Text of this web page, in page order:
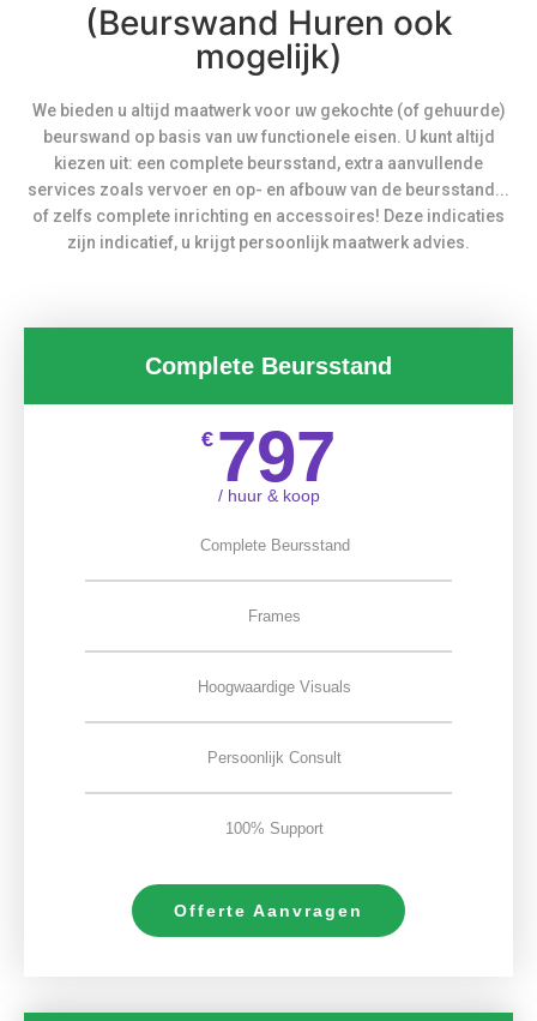
(Beurswand Huren ook
mogelijk)
We bieden u altijd maatwerk voor uw gekochte (of gehuurde)
beurswand op basis van uw functionele eisen. U kunt altijd
kiezen uit: een complete beursstand, extra aanvullende
services zoals vervoer en op- en afbouw van de beursstand...
of zelfs complete inrichting en accessoires! Deze indicaties
zijn indicatief, u krijgt persoonlijk maatwerk advies.
Complete Beursstand
€ 797
/ huur & koop
Complete Beursstand
Frames
Hoogwaardige Visuals
Persoonlijk Consult
100% Support
Offerte Aanvragen